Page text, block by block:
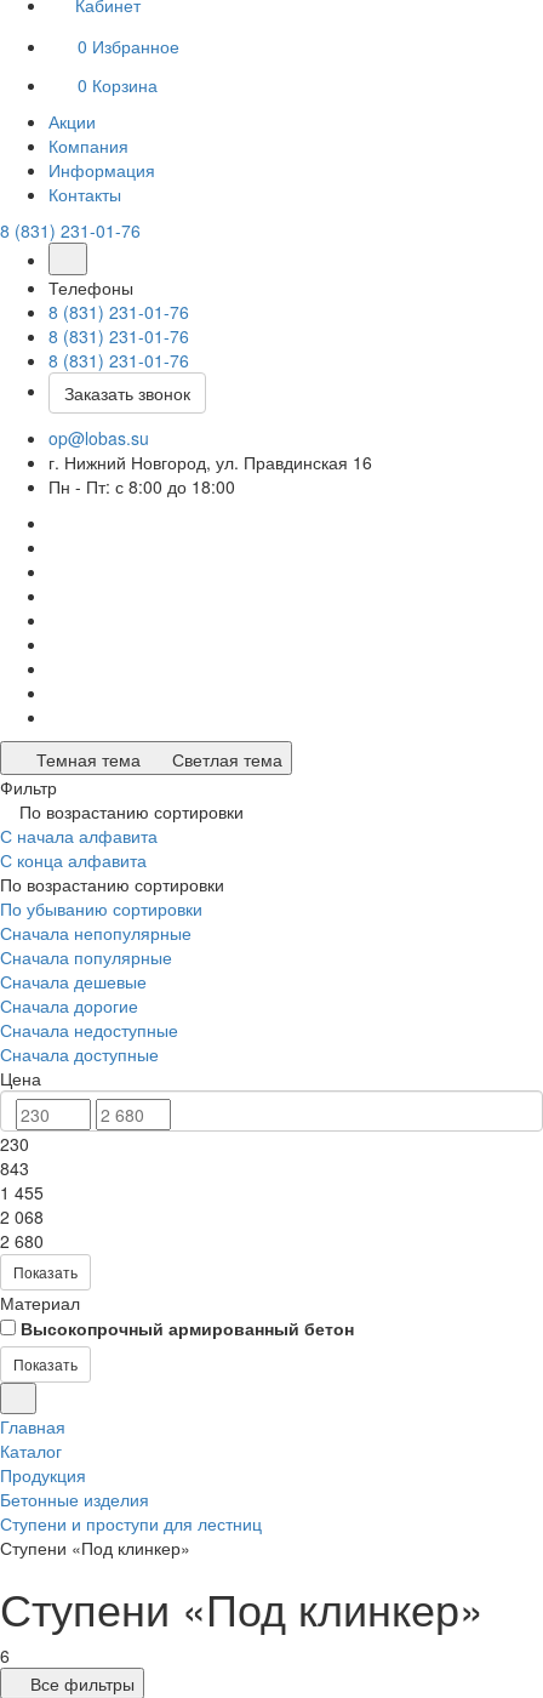
Кабинет
0 Избранное
0 Корзина
Акции
Компания
Информация
Контакты
8 (831) 231-01-76
Телефоны
8 (831) 231-01-76
8 (831) 231-01-76
8 (831) 231-01-76
Заказать звонок
op@lobas.su
г. Нижний Новгород, ул. Правдинская 16
Пн - Пт: с 8:00 до 18:00
Темная тема
Светлая тема
Фильтр
По возрастанию сортировки
С начала алфавита
С конца алфавита
По возрастанию сортировки
По убыванию сортировки
Сначала непопулярные
Сначала популярные
Сначала дешевые
Сначала дорогие
Сначала недоступные
Сначала доступные
Цена
230
843
1 455
2 068
2 680
Показать
Материал
Высокопрочный армированный бетон
Показать
Главная
Каталог
Продукция
Бетонные изделия
Ступени и проступи для лестниц
Ступени «Под клинкер»
Ступени «Под клинкер»
6
Все фильтры